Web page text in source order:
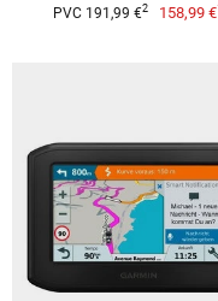
PVC 191,99 €2 158,99 €